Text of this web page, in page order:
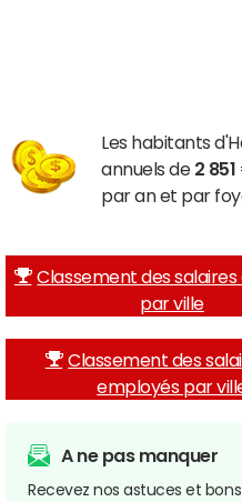
Les habitants
annuels de 2
par an et par
Classement des salaires
par ville
Classement des
employés par
A ne pas manquer
Recevez nos astuces et